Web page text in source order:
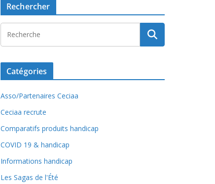
Rechercher
Catégories
Asso/Partenaires Ceciaa
Ceciaa recrute
Comparatifs produits handicap
COVID 19 & handicap
Informations handicap
Les Sagas de l'Été